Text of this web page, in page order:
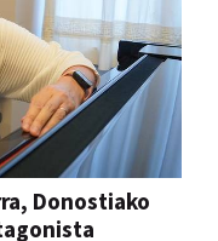
Donostiako